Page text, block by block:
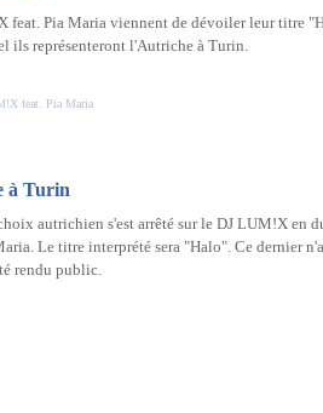
feat. Pia Maria viennent de dévoiler leur titre
ils représenteront l'Autriche à Turin.
feat. Pia Maria
à Turin
autrichien s'est arrêté sur le DJ LUM!X en
Le titre interprété sera "Halo". Ce dernier
rendu public.